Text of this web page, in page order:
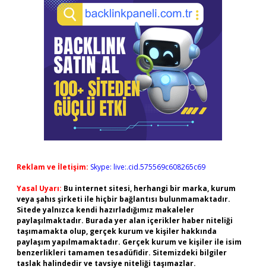
Reklam ve İletişim: Skype: live:.cid.575569c608265c69
Yasal Uyarı: Bu internet sitesi, herhangi bir marka, kurum
veya şahıs şirketi ile hiçbir bağlantısı bulunmamaktadır.
Sitede yalnızca kendi hazırladığımız makaleler
paylaşılmaktadır. Burada yer alan içerikler haber niteliği
taşımamakta olup, gerçek kurum ve kişiler hakkında
paylaşım yapılmamaktadır. Gerçek kurum ve kişiler ile isim
benzerlikleri tamamen tesadüfidir. Sitemizdeki bilgiler
taslak halindedir ve tavsiye niteliği taşımazlar.